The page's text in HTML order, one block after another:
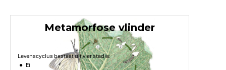
Metamorfose vlinder
Levenscyclus bestaat uit vier stadia:
Ei